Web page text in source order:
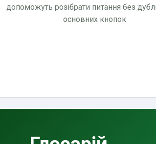
допоможуть розібрати питання без
основних кнопок